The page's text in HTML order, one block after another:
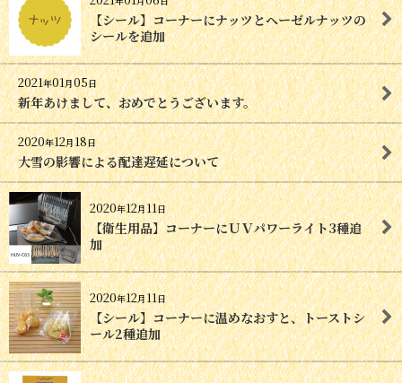
【シール】コーナーにナッツとヘーゼルナッツの
シールを追加
2021年01月05日
新年あけまして、おめでとうございます。
2020年12月18日
大雪の影響による配達遅延について
2020年12月11日
【衛生用品】コーナーにＵＶパワーライト3種追
加
2020年12月11日
【シール】コーナーに温めなおすと、トーストシ
ール2種追加